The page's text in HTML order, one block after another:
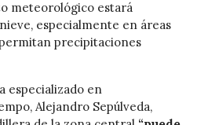
meteorológico estará
especialmente en áreas
precipitaciones
especializado en
Alejandro Sepúlveda,